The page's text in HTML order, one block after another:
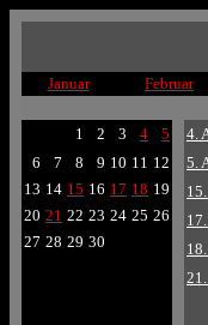
Januar Februar
1 2 3 4
5
6
7 8 9 10 11 12
13 14 15 16 17 18 19
20 21 22 23 24 25 26
27 28 29 30
4.
5.